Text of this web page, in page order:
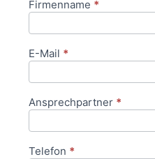
Anfrageformular
Firmenname *
E-Mail *
Ansprechpartner *
Telefon *